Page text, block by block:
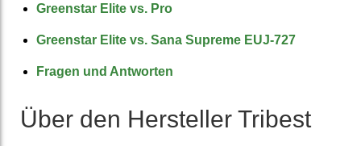
Greenstar Elite vs. Pro
Greenstar Elite vs. Sana Supreme EUJ-727
Fragen und Antworten
Über den Her­steller Tribest